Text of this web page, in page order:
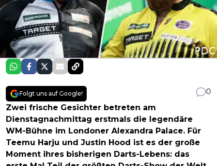
Folgt uns auf Google!
0
Zwei frische Gesichter betreten am
Dienstagnachmittag erstmals die legendäre
WM-Bühne im Londoner Alexandra Palace. Für
Teemu Harju und Justin Hood ist es der große
Moment ihres bisherigen Darts-Lebens: das